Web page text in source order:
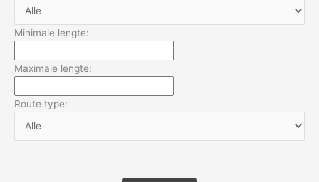
Minimale lengte:
Maximale lengte:
Route type: